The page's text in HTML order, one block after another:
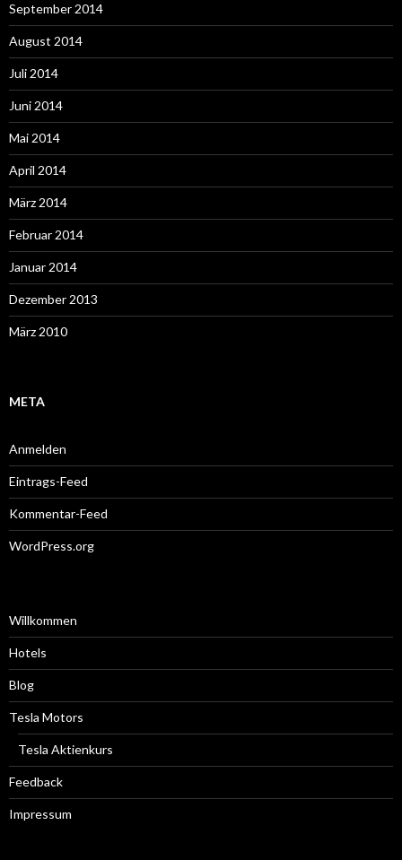
September 2014
August 2014
Juli 2014
Juni 2014
Mai 2014
April 2014
März 2014
Februar 2014
Januar 2014
Dezember 2013
März 2010
META
Anmelden
Eintrags-Feed
Kommentar-Feed
WordPress.org
Willkommen
Hotels
Blog
Tesla Motors
Tesla Aktienkurs
Feedback
Impressum